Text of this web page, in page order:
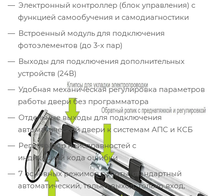
Электронный контроллер (блок управления) с
функцией самообучения и самодиагностики
Встроенный модуль для подключения
фотоэлементов (до 3-х пар)
Выходы для подключения дополнительных
устройств (24В)
Удобная механическая регулировка параметров
работы двери без программатора
Отдельные выходы для подключения
автоматической двери к системам АПС и КСБ
Регистратор неисправностей с
индикацией кода ошибки
7 основных режимов работы: стандартный
автоматический, только выход, только вход,